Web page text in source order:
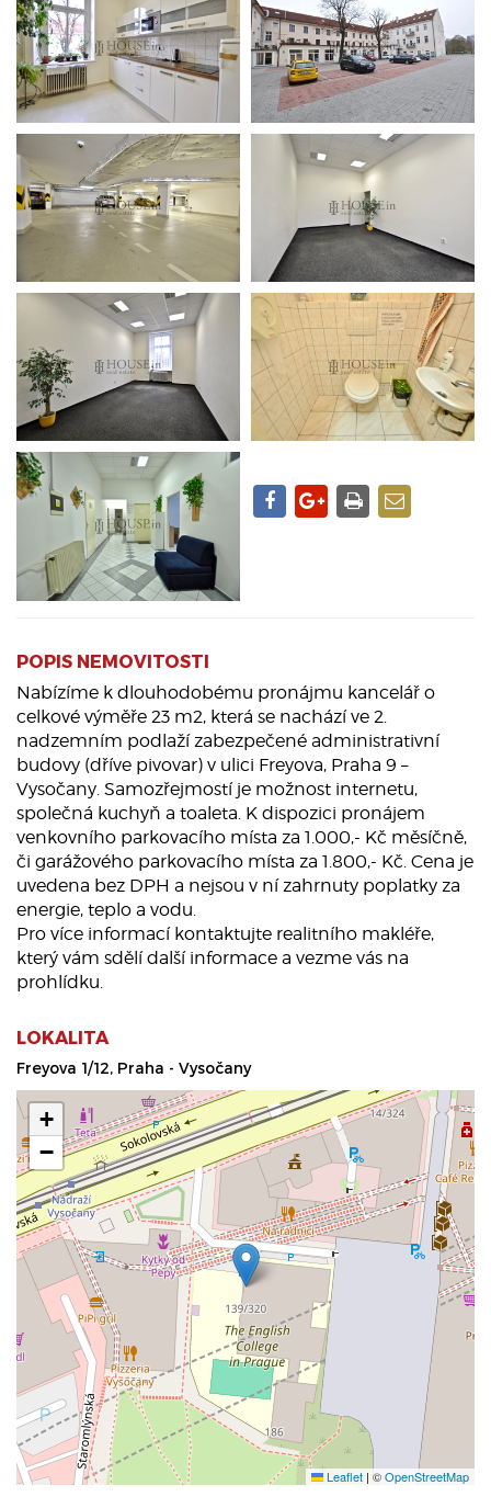
POPIS NEMOVITOSTI
Nabízíme k dlouhodobému pronájmu kancelář o
celkové výměře 23 m2, která se nachází ve 2.
nadzemním podlaží zabezpečené administrativní
budovy (dříve pivovar) v ulici Freyova, Praha 9 –
Vysočany. Samozřejmostí je možnost internetu,
společná kuchyň a toaleta. K dispozici pronájem
venkovního parkovacího místa za 1.000,- Kč měsíčně,
či garážového parkovacího místa za 1.800,- Kč. Cena je
uvedena bez DPH a nejsou v ní zahrnuty poplatky za
energie, teplo a vodu.
Pro více informací kontaktujte realitního makléře,
který vám sdělí další informace a vezme vás na
prohlídku.
LOKALITA
Freyova 1/12, Praha - Vysočany
+
−
Leaflet | ©OpenStreetMap